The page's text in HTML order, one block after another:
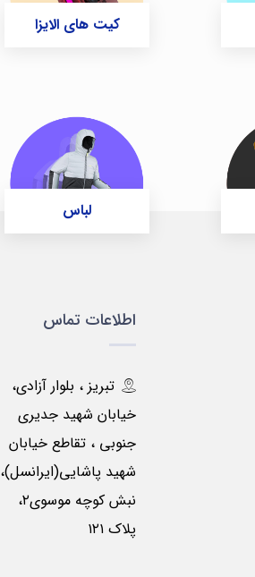
کیت های الایزا
لباس
اطلاعات تماس
تبریز ، بلوار آزادی،
خیابان شهید جدیری
جنوبی ، تقاطع خیابان
شهید پاشایی(ایرانسل)،
نبش کوچه موسوی۲،
پلاک ۱۲۱